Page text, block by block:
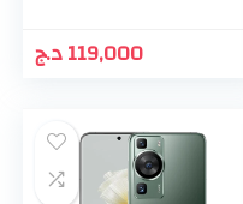
119,000د.ج